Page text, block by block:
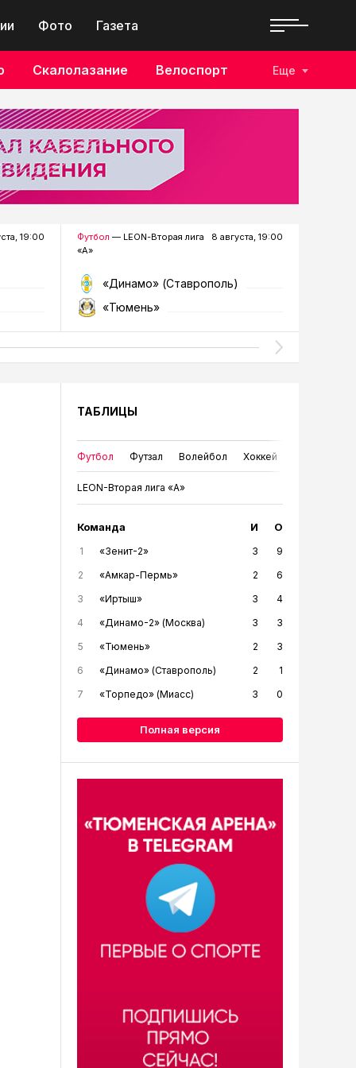
Фото Газета
Скалолазание Велоспорт Еще
19:00 Футбол — LEON-Вторая лига
«А»
8 августа, 19:00
«Динамо» (Ставрополь)
«Тюмень»
ТАБЛИЦЫ
Футбол Футзал Волейбол Хоккей
LEON-Вторая лига «А»
Команда И О
1 «Зенит-2» 3
9
2
«Амкар-Пермь» 2
6
3
«Иртыш» 3
4
4
«Динамо-2» (Москва) 3
3
5
«Тюмень» 2
3
6
«Динамо» (Ставрополь) 2
1
7
«Торпедо» (Миасс) 3 0
Полная версия